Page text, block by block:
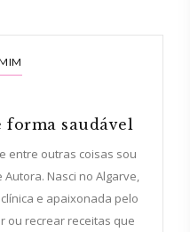
forma saudável
entre outras coisas sou
Autora. Nasci no Algarve,
e apaixonada pelo
ou recrear receitas que